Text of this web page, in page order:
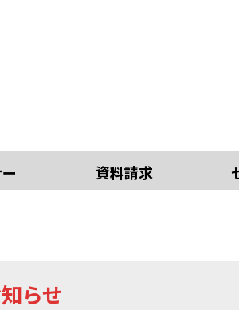
資料請求
らせ